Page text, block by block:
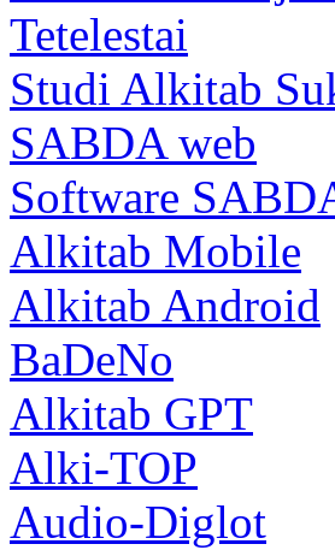
Tetelestai
Studi Alkitab
SABDA web
Software
Alkitab Mobile
Alkitab Android
BaDeNo
Alkitab GPT
Alki-TOP
Audio-Diglot